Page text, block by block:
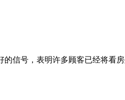
信号，表明许多顾客已经将看房